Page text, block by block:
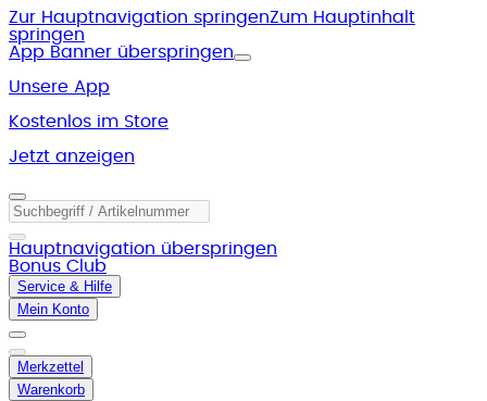
Zur Hauptnavigation springenZum Hauptinhalt
springen
App Banner überspringen
Unsere App
Kostenlos im Store
Jetzt anzeigen
Hauptnavigation überspringen
Bonus Club
Service & Hilfe
Mein Konto
Merkzettel
Warenkorb